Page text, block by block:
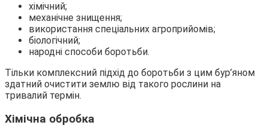
хімічний;
механічне знищення;
використання спеціальних агроприйомів;
біологічний;
народні способи боротьби.
Тільки комплексний підхід до боротьби з цим бур’яном
здатний очистити землю від такого рослини на
тривалий термін.
Хімічна обробка